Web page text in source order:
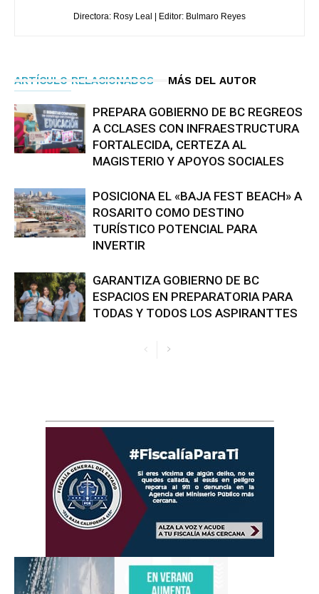
Directora: Rosy Leal | Editor: Bulmaro Reyes
ARTÍCULO RELACIONADOS MÁS DEL AUTOR
PREPARA GOBIERNO DE BC REGREOS
A CCLASES CON INFRAESTRUCTURA
FORTALECIDA, CERTEZA AL
MAGISTERIO Y APOYOS SOCIALES
POSICIONA EL «BAJA FEST BEACH» A
ROSARITO COMO DESTINO
TURÍSTICO POTENCIAL PARA
INVERTIR
GARANTIZA GOBIERNO DE BC
ESPACIOS EN PREPARATORIA PARA
TODAS Y TODOS LOS ASPIRANTTES